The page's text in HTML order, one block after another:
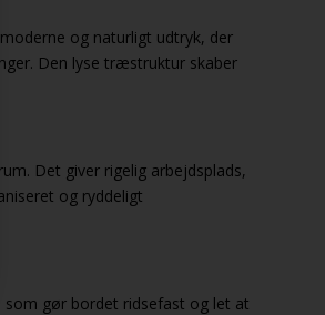
og naturligt udtryk, der
Den lyse træstruktur skaber
Det giver rigelig arbejdsplads,
og ryddeligt
som gør bordet ridsefast og let at